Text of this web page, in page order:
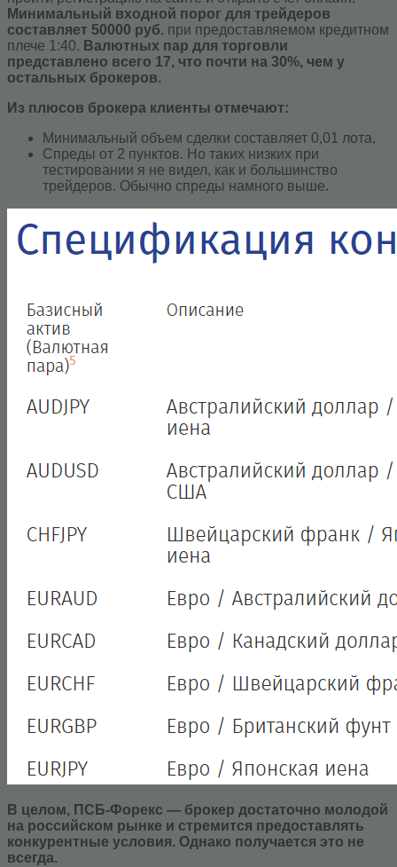
Минимальный входной порог для трейдеров
составляет 50000 руб. при предоставляемом кредитном
плече 1:40. Валютных пар для торговли
представлено всего 17, что почти на 30%, чем у
остальных брокеров.
Из плюсов брокера клиенты отмечают:
Минимальный объем сделки составляет 0,01 лота,
Спреды от 2 пунктов. Но таких низких при
тестировании я не видел, как и большинство
трейдеров. Обычно спреды намного выше.
В целом, ПСБ-Форекс — брокер достаточно молодой
на российском рынке и стремится предоставлять
конкурентные условия. Однако получается это не
всегда.